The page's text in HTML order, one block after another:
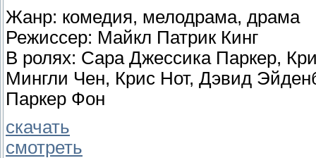
Жанр: комедия, мелодрама, драма
Режиссер: Майкл Патрик Кинг
В ролях: Сара Джессика Паркер,
Мингли Чен, Крис Нот, Дэвид
Паркер Фон
скачать
смотреть